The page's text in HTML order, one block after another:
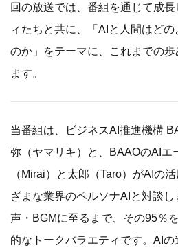
回の放送では、番組を通じて成
ィたちと共に、「AIと人間はどの
のか」をテーマに、これまでの
ます。
当番組は、ビジネスAI推進機構
弥（ヤマリキ）と、BAAOのAIエ
（Mirai）と太郎（Taro）がAIの
ざまな業界のペルソナAIと対談
声・BGMに至るまで、その95％
的なトークバラエティです。AI